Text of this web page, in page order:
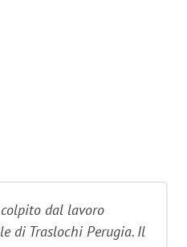
dal lavoro
di Traslochi Perugia. Il